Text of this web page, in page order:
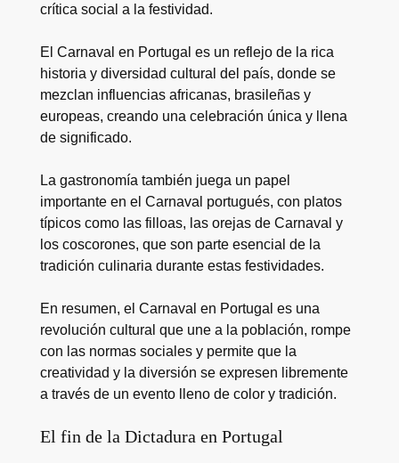
crítica social a la festividad.
El Carnaval en Portugal es un reflejo de la rica
historia y diversidad cultural del país, donde se
mezclan influencias africanas, brasileñas y
europeas, creando una celebración única y llena
de significado.
La gastronomía también juega un papel
importante en el Carnaval portugués, con platos
típicos como las filloas, las orejas de Carnaval y
los coscorones, que son parte esencial de la
tradición culinaria durante estas festividades.
En resumen, el Carnaval en Portugal es una
revolución cultural que une a la población, rompe
con las normas sociales y permite que la
creatividad y la diversión se expresen libremente
a través de un evento lleno de color y tradición.
El fin de la Dictadura en Portugal